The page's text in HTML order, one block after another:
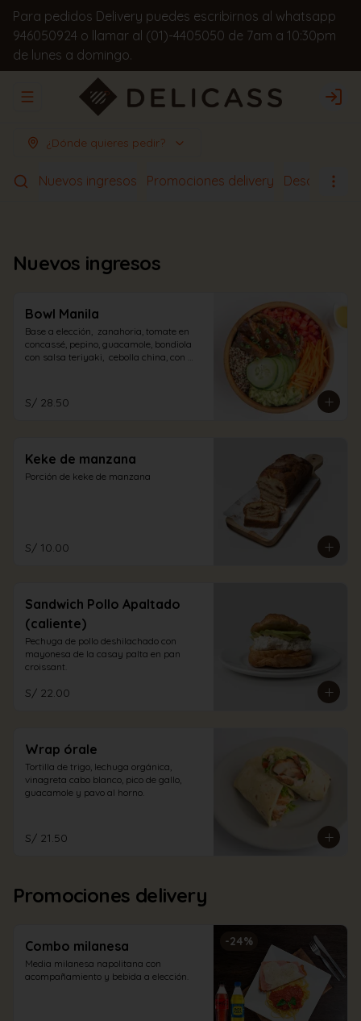
Para pedidos Delivery puedes escribirnos al whatsapp
946050924 o llamar al (01)-4405050 de 7am a 10:30pm
de lunes a domingo.
Abrir menu de navegación Login
¿Dónde quieres pedir?
Nuevos ingresos Promociones delivery Desayunos
Nuevos ingresos
Bowl Manila
Base a elección,  zanahoria, tomate en
concassé, pepino, guacamole, bondiola
con salsa teriyaki,  cebolla china, con
S/ 28.50
Keke de manzana
Porción de keke de manzana
S/ 10.00
Sandwich Pollo Apaltado
(caliente)
Pechuga de pollo deshilachado con
mayonesa de la casay palta en pan
croissant.
S/ 22.00
Wrap órale
Tortilla de trigo, lechuga orgánica,
vinagreta cabo blanco, pico de gallo,
guacamole y pavo al horno.
S/ 21.50
Promociones delivery
-24%
Combo milanesa
Media milanesa napolitana con
acompañamiento y bebida a elección.